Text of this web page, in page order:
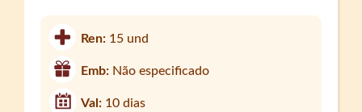
Ren: 15 und
Emb: Não especificado
Val: 10 dias